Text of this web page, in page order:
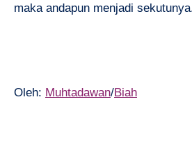
maka andapun menjadi
Oleh: Muhtadawan/Biah